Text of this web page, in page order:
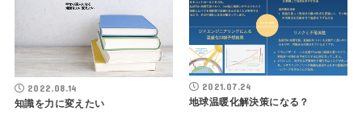
2022.08.14
知識を力に変えたい
2021.07.24
地球温暖化解決策になる？